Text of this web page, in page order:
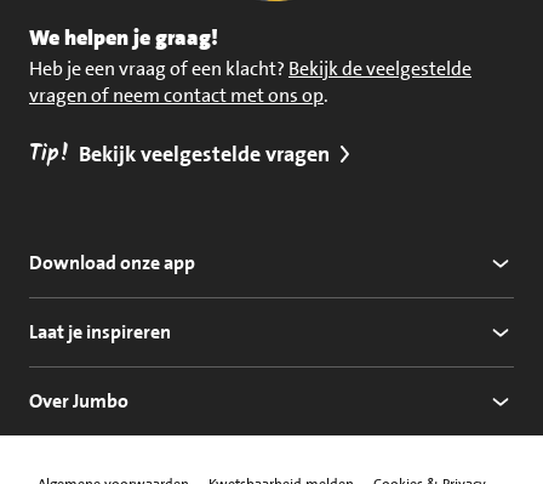
We helpen je graag!
Heb je een vraag of een klacht? Bekijk de veelgestelde
vragen of neem contact met ons op.
Tip! Bekijk veelgestelde vragen
Download onze app
Laat je inspireren
Over Jumbo